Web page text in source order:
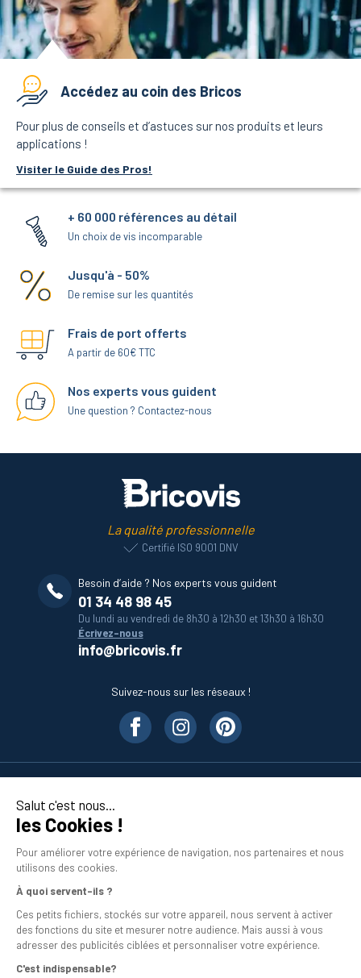
Salut c'est nous...
les Cookies !
Pour améliorer votre expérience de navigation, nos partenaires et nous
utilisons des cookies.
À quoi servent-ils ?
Ces petits fichiers, stockés sur votre appareil, nous servent à activer
des fonctions du site et mesurer notre audience. Mais aussi à vous
adresser des publicités ciblées et personnaliser votre expérience.
C'est indispensable?
Accédez au coin des Bricos
Pour plus de conseils et d’astuces sur nos produits et leurs
applications !
Visiter le Guide des Pros!
+ 60 000 références au détail
Un choix de vis incomparable
Jusqu'à - 50%
De remise sur les quantités
Frais de port offerts
A partir de 60€ TTC
Nos experts vous guident
Une question ? Contactez-nous
La qualité professionnelle
Certifié ISO 9001 DNV
Besoin d’aide ? Nos experts vous guident
01 34 48 98 45
Du lundi au vendredi de 8h30 à 12h30 et 13h30 à 16h30
Écrivez-nous
info@bricovis.fr
Suivez-nous sur les réseaux !
En savoir plus